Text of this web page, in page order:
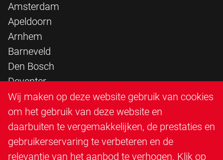
Amsterdam
Apeldoorn
Arnhem
Barneveld
Den Bosch
Deventer
Epe
Sittard
Triangle Infra
Triangle Steigerbouw
Utrecht
Wij maken op deze website gebruik van cookies
om het gebruik van deze website en
daarbuiten te vergemakkelijken, de prestaties en
gebruikerservaring te verbeteren en de
relevantie van het aanbod te verhogen. Klik op